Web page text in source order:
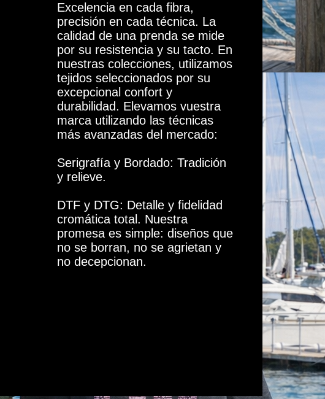
Excelencia en cada fibra,
precisión en cada técnica. La
calidad de una prenda se mide
por su resistencia y su tacto. En
nuestras colecciones, utilizamos
tejidos seleccionados por su
excepcional confort y
durabilidad. Elevamos vuestra
marca utilizando las técnicas
más avanzadas del mercado:
Serigrafía y Bordado: Tradición
y relieve.
DTF y DTG: Detalle y fidelidad
cromática total. Nuestra
promesa es simple: diseños que
no se borran, no se agrietan y
no decepcionan.